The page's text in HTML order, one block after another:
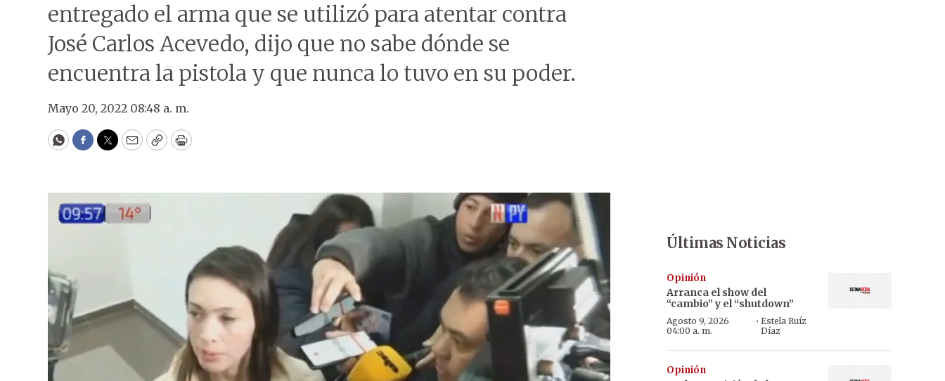
entregado el arma que se utilizó para atentar contra
José Carlos Acevedo, dijo que no sabe dónde se
encuentra la pistola y que nunca lo tuvo en su poder.
Mayo 20, 2022 08:48 a. m.
WhatsApp
Facebook
Twitter
EmailCopyPrint
Últimas Noticias
Opinión
Arranca el show del
“cambio” y el “shutdown”
Agosto 9, 2026
04:00 a. m.
·Estela Ruíz
Díaz
Opinión